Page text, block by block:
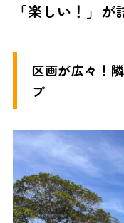
「楽しい！」が
区画が広々！
プ